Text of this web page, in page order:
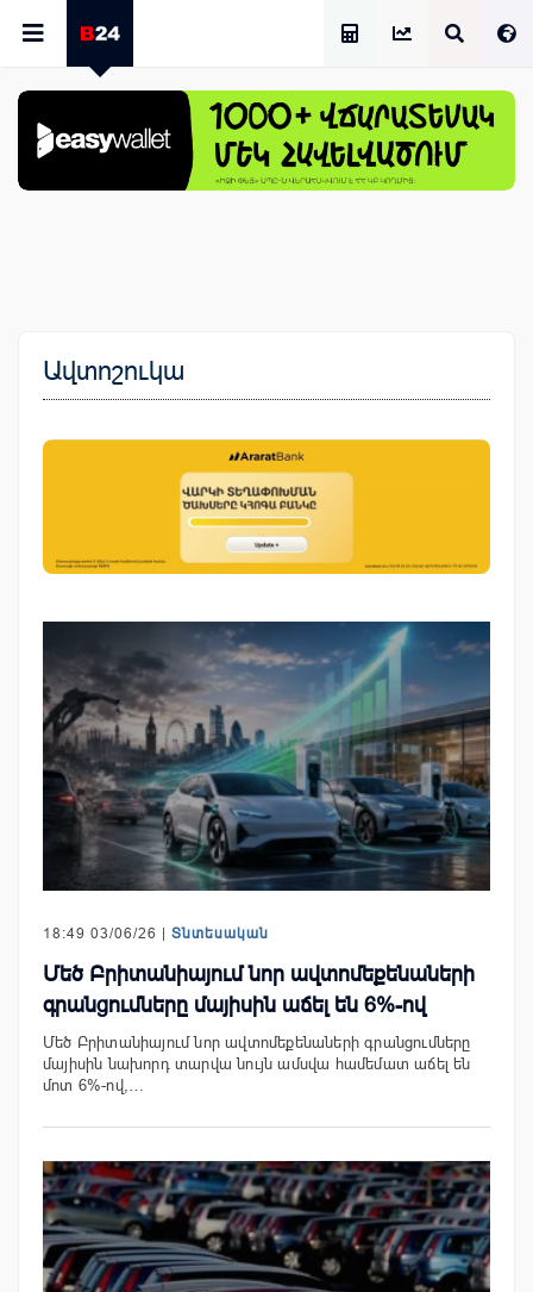
Ավտոշուկա
18:49 03/06/26 | Տնտեսական
Մեծ Բրիտանիայում նոր ավտոմեքենաների
գրանցումները մայիսին աճել են 6%-ով
Մեծ Բրիտանիայում նոր ավտոմեքենաների գրանցումները
մայիսին նախորդ տարվա նույն ամսվա համեմատ աճել են
մոտ 6%-ով,…